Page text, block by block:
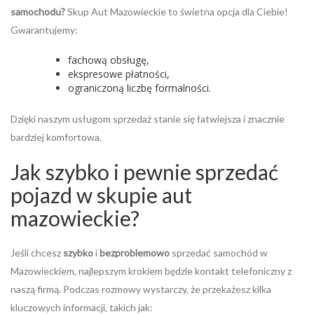
samochodu?Skup Aut Mazowieckie to świetna opcja dla Ciebie!
Gwarantujemy:
fachową obsługę,
ekspresowe płatności,
ograniczoną liczbę formalności.
Dzięki naszym usługom sprzedaż stanie się łatwiejsza i znacznie
bardziej komfortowa.
Jak szybko i pewnie sprzedać
pojazd w skupie aut
mazowieckie?
Jeśli chcesz szybkoibezproblemowo sprzedać samochód w
Mazowieckiem, najlepszym krokiem będzie kontakt telefoniczny z
naszą firmą. Podczas rozmowy wystarczy, że przekażesz kilka
kluczowych informacji, takich jak: